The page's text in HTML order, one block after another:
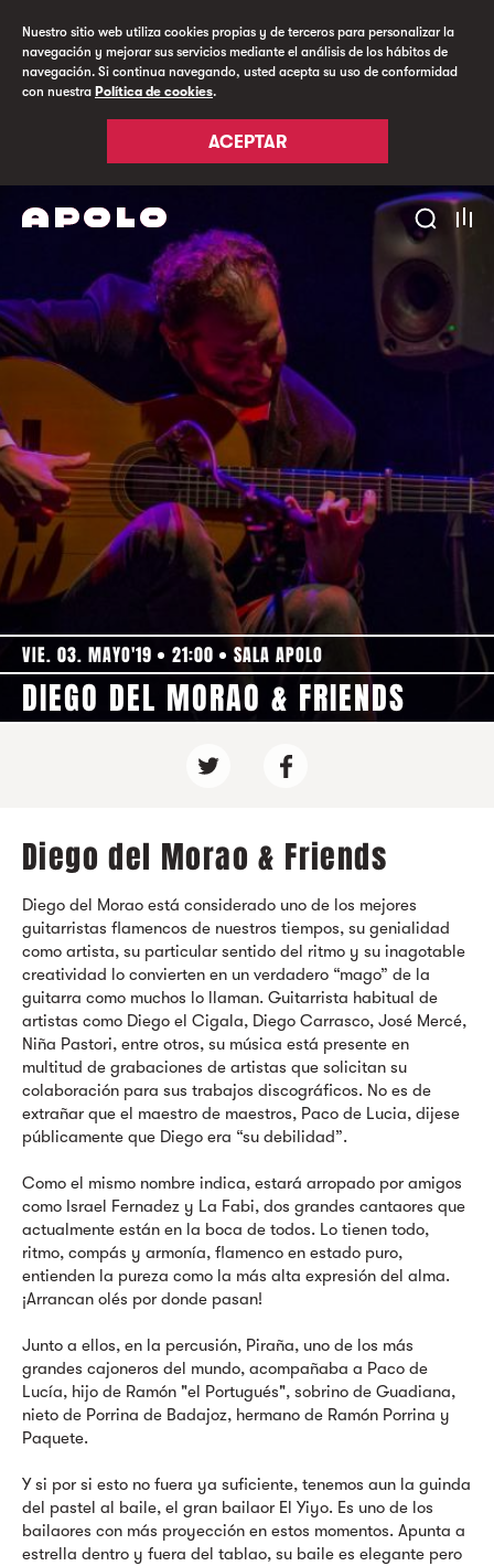
Nuestro sitio web utiliza cookies propias y de terceros para personalizar la
navegación y mejorar sus servicios mediante el análisis de los hábitos de
navegación. Si continua navegando, usted acepta su uso de conformidad
con nuestra Política de cookies.
ACEPTAR
VIE. 03. MAYO'19 21:00 SALA APOLO
DIEGO DEL MORAO & FRIENDS
Diego del Morao & Friends
Diego del Morao está considerado uno de los mejores
guitarristas flamencos de nuestros tiempos, su genialidad
como artista, su particular sentido del ritmo y su inagotable
creatividad lo convierten en un verdadero “mago” de la
guitarra como muchos lo llaman. Guitarrista habitual de
artistas como Diego el Cigala, Diego Carrasco, José Mercé,
Niña Pastori, entre otros, su música está presente en
multitud de grabaciones de artistas que solicitan su
colaboración para sus trabajos discográficos. No es de
extrañar que el maestro de maestros, Paco de Lucia, dijese
públicamente que Diego era “su debilidad”.
Como el mismo nombre indica, estará arropado por amigos
como Israel Fernadez y La Fabi, dos grandes cantaores que
actualmente están en la boca de todos. Lo tienen todo,
ritmo, compás y armonía, flamenco en estado puro,
entienden la pureza como la más alta expresión del alma.
¡Arrancan olés por donde pasan!
Junto a ellos, en la percusión, Piraña, uno de los más
grandes cajoneros del mundo, acompañaba a Paco de
Lucía, hijo de Ramón "el Portugués", sobrino de Guadiana,
nieto de Porrina de Badajoz, hermano de Ramón Porrina y
Paquete.
Y si por si esto no fuera ya suficiente, tenemos aun la guinda
del pastel al baile, el gran bailaor El Yiyo. Es uno de los
bailaores con más proyección en estos momentos. Apunta a
estrella dentro y fuera del tablao, su baile es elegante pero